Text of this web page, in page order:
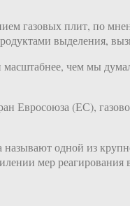
газовых плит, по
выделения,
чем мы
Евросоюза (ЕС),
одной из
мер